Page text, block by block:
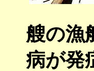
艘の漁
病が発